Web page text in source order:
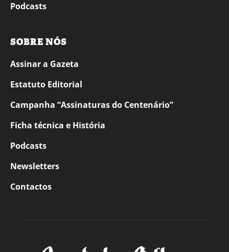
Podcasts
SOBRE NÓS
Assinar a Gazeta
Estatuto Editorial
Campanha “Assinaturas do Centenário”
Ficha técnica e História
Podcasts
Newsletters
Contactos